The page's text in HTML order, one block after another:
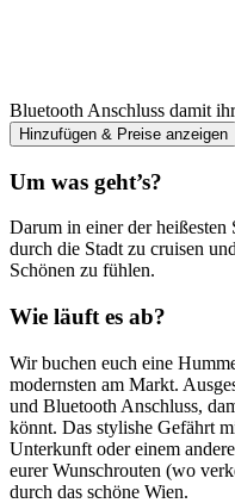
Bluetooth Anschluss damit
Hinzufügen & Preise anzeigen
Um was geht’s?
Darum in einer der heißesten
durch die Stadt zu cruisen
Schönen zu fühlen.
Wie läuft es ab?
Wir buchen euch eine
modernsten am Markt.
und Bluetooth Anschluss,
könnt. Das stylishe Gefährt
Unterkunft oder einem
eurer Wunschrouten (wo
durch das schöne Wien.